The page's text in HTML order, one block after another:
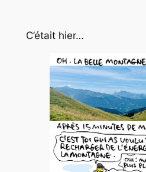
C’était hier…